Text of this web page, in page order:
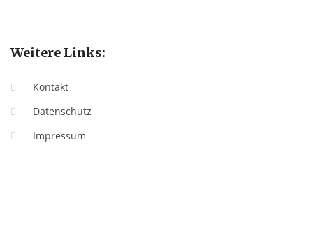
Weitere Links:
Kontakt
Datenschutz
Impressum